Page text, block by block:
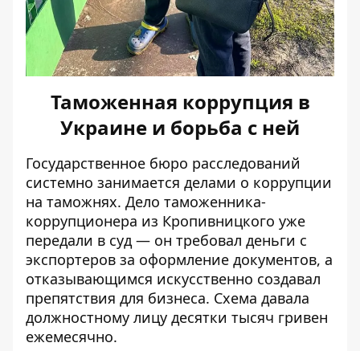
Таможенная коррупция в
Украине и борьба с ней
Государственное бюро расследований
системно занимается делами о коррупции
на таможнях. Дело таможенника-
коррупционера из Кропивницкого уже
передали в суд — он требовал деньги с
экспортеров за оформление документов, а
отказывающимся искусственно создавал
препятствия для бизнеса. Схема давала
должностному лицу десятки тысяч гривен
ежемесячно.